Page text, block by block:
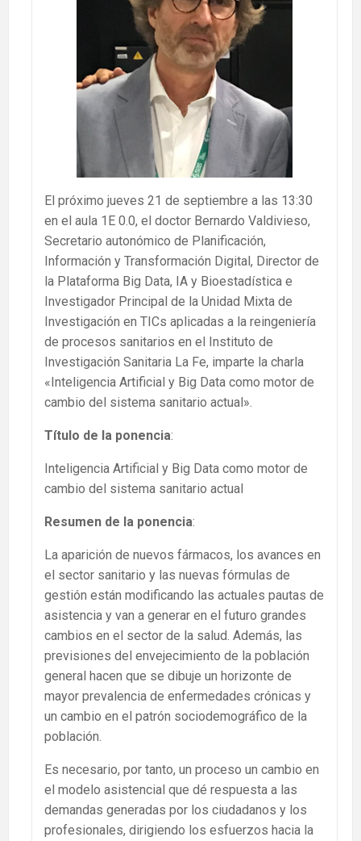
El próximo jueves 21 de septiembre a las 13:30
en el aula 1E 0.0, el doctor Bernardo Valdivieso,
Secretario autonómico de Planificación,
Información y Transformación Digital, Director de
la Plataforma Big Data, IA y Bioestadística e
Investigador Principal de la Unidad Mixta de
Investigación en TICs aplicadas a la reingeniería
de procesos sanitarios en el Instituto de
Investigación Sanitaria La Fe, imparte la charla
«Inteligencia Artificial y Big Data como motor de
cambio del sistema sanitario actual».
Título de la ponencia:
Inteligencia Artificial y Big Data como motor de
cambio del sistema sanitario actual
Resumen de la ponencia:
La aparición de nuevos fármacos, los avances en
el sector sanitario y las nuevas fórmulas de
gestión están modificando las actuales pautas de
asistencia y van a generar en el futuro grandes
cambios en el sector de la salud. Además, las
previsiones del envejecimiento de la población
general hacen que se dibuje un horizonte de
mayor prevalencia de enfermedades crónicas y
un cambio en el patrón sociodemográfico de la
población.
Es necesario, por tanto, un proceso un cambio en
el modelo asistencial que dé respuesta a las
demandas generadas por los ciudadanos y los
profesionales, dirigiendo los esfuerzos hacia la